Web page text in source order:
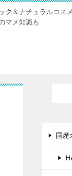
ク＆ナチュラルコス
マメ知識も
国産